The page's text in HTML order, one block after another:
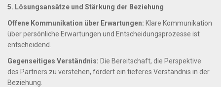
5. Lösungsansätze und Stärkung der Beziehung
Offene Kommunikation über Erwartungen: Klare Kommunikation
über persönliche Erwartungen und Entscheidungsprozesse ist
entscheidend.
Gegenseitiges Verständnis: Die Bereitschaft, die Perspektive
des Partners zu verstehen, fördert ein tieferes Verständnis in der
Beziehung.